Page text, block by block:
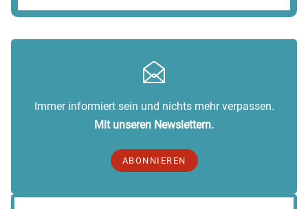
Immer informiert sein und nichts mehr verpassen.
Mit unseren Newslettern.
ABONNIEREN